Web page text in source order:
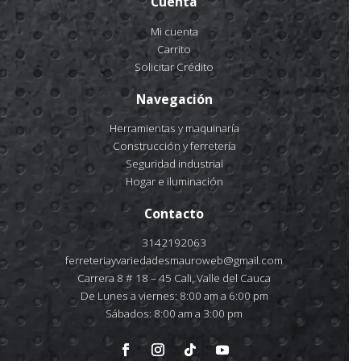
Mi cuenta
Carrito
Solicitar Crédito
Navegación
Herramientas y maquinaría
Construcción y ferretería
Seguridad industrial
Hogar e iluminación
Contacto
3142192063
ferreteriayvariedadesmauroweb@gmail.com
Carrera 8 # 18 – 45 Cali, Valle del Cauca
De Lunes a viernes: 8:00 am a 6:00 pm
Sábados: 8:00 am a 3:00 pm